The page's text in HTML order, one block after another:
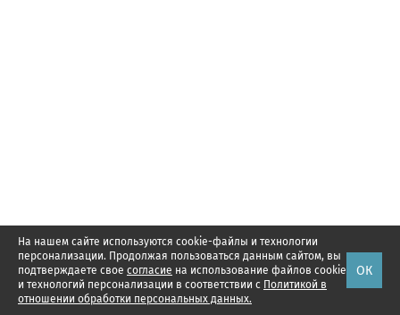
На нашем сайте используются cookie-файлы и технологии
персонализации. Продолжая пользоваться данным сайтом, вы
подтверждаете свое согласие на использование файлов cookie
и технологий персонализации в соответствии с Политикой в
отношении обработки персональных данных.
ОК